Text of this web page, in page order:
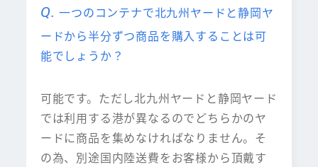
一つのコンテナで北九州ヤードと静岡ヤ
ードから半分ずつ商品を購入することは可
能でしょうか？
可能です。ただし北九州ヤードと静岡ヤード
では利用する港が異なるのでどちらかのヤ
ードに商品を集めなければなりません。そ
の為、別途国内陸送費をお客様から頂戴す